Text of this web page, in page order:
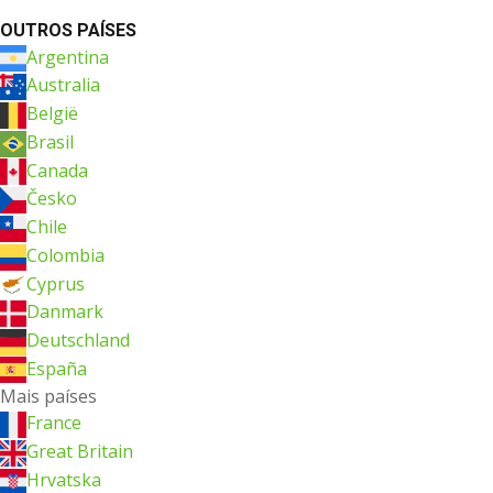
OUTROS PAÍSES
Argentina
Australia
België
Brasil
Canada
Česko
Chile
Colombia
Cyprus
Danmark
Deutschland
España
Mais países
France
Great Britain
Hrvatska